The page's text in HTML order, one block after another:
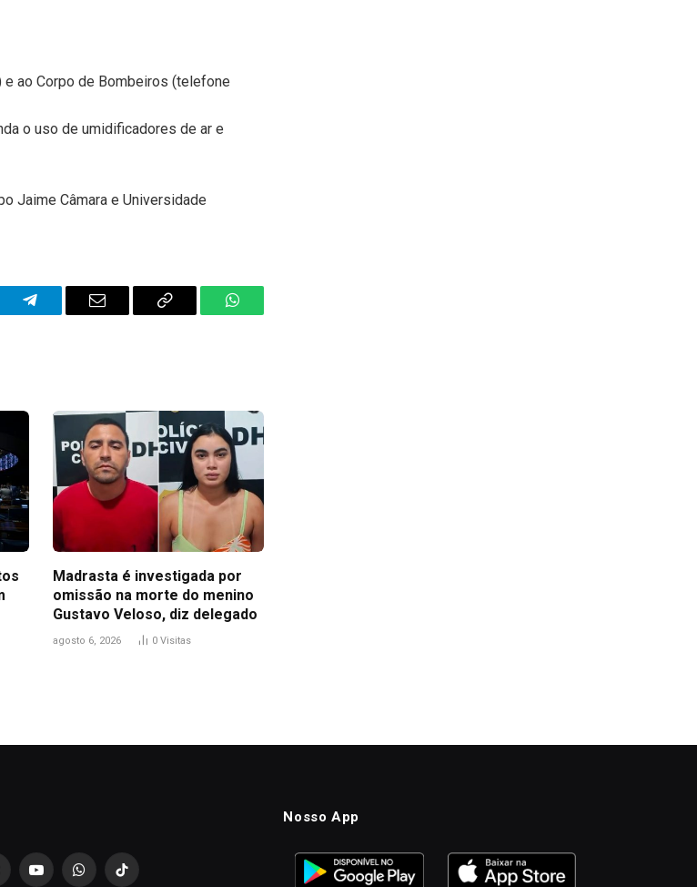
ao Corpo de Bombeiros (telefone
o uso de umidificadores de ar e
Jaime Câmara e Universidade
Telegram Email
Copy
WhatsApp
Madrasta é investigada por
omissão na morte do menino
Gustavo Veloso, diz delegado
agosto 6, 2026 0 Visitas
YouTubeWhatsAppTikTok
Nosso App